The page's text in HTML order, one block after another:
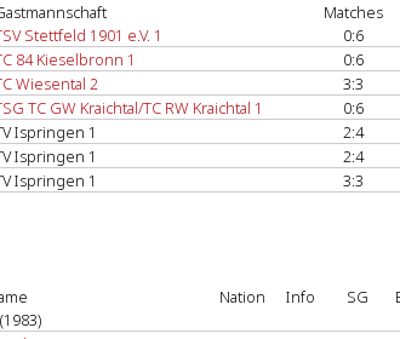
Matches
Stettfeld 1901 e.V. 1 0:6
84 Kieselbronn 1 0:6
Wiesental 2 3:3
TC GW Kraichtal/TC RW Kraichtal 1 0:6
Ispringen 1 2:4
Ispringen 1 2:4
Ispringen 1 3:3
Nation Info SG
(1983)